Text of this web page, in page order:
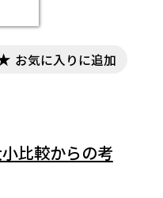
性質以外も含め
中の数式は，
作成されていま
しく表示するため
タ」が導入されて
ダウンロードはこ
ご案内
お気に入りに追加
比較からの考